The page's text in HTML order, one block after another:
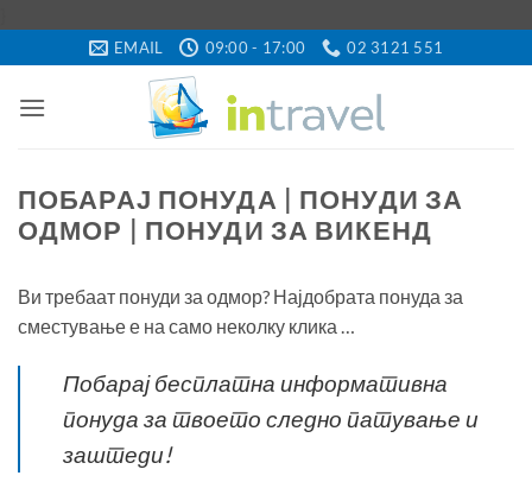
content
EMAIL 09:00 - 17:00 02 3121 551
ПОБАРАЈ ПОНУДА | ПОНУДИ ЗА
ОДМОР | ПОНУДИ ЗА ВИКЕНД
Ви требаат понуди за одмор? Најдобрата понуда за
сместување е на само неколку клика …
Побарај бесплатна информативна
понуда за твоето следно патување и
заштеди!